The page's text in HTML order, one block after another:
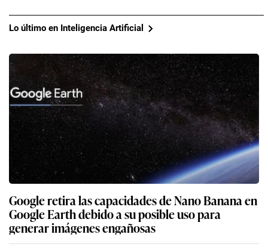
Lo último en Inteligencia Artificial
Google retira las capacidades de Nano Banana en
Google Earth debido a su posible uso para
generar imágenes engañosas